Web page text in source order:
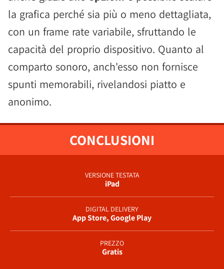
la grafica perché sia più o meno dettagliata,
con un frame rate variabile, sfruttando le
capacità del proprio dispositivo. Quanto al
comparto sonoro, anch'esso non fornisce
spunti memorabili, rivelandosi piatto e
anonimo.
CONCLUSIONI
VERSIONE TESTATA
iPad
DIGITAL DELIVERY
App Store, Google Play
PREZZO
Gratis